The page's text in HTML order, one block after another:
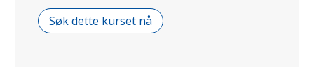
Søk dette kurset nå